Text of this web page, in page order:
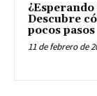
Descubre
pocos pasos
11 de febrero de